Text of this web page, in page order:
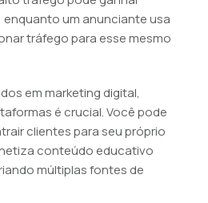
enquanto um anunciante usa
tráfego para esse mesmo
em marketing digital,
é crucial. Você pode
clientes para seu próprio
conteúdo educativo
múltiplas fontes de